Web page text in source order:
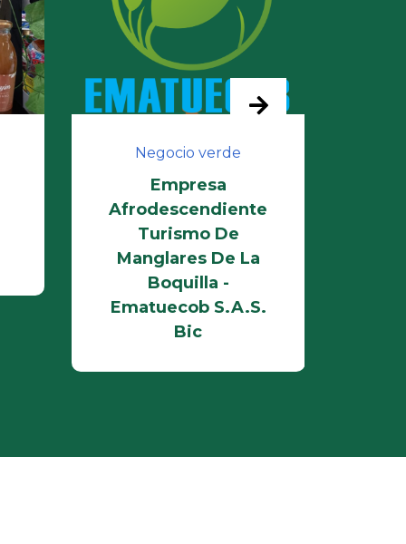
Negocio verde
Empresa
Afrodescendiente
Turismo De
Manglares De La
Boquilla -
Ematuecob S.A.S.
Bic